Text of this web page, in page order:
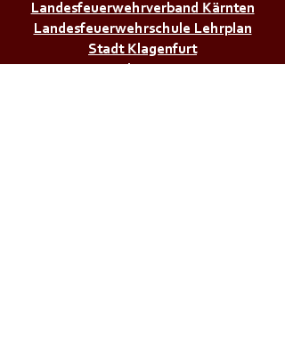
Landesfeuerwehrverband Kärnten
Landesfeuerwehrschule Lehrplan
Stadt Klagenfurt